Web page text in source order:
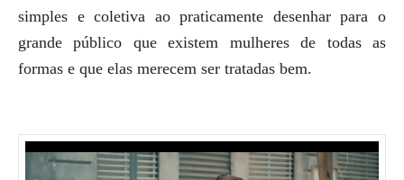
simples e coletiva ao praticamente desenhar para o
grande público que existem mulheres de todas as
formas e que elas merecem ser tratadas bem.